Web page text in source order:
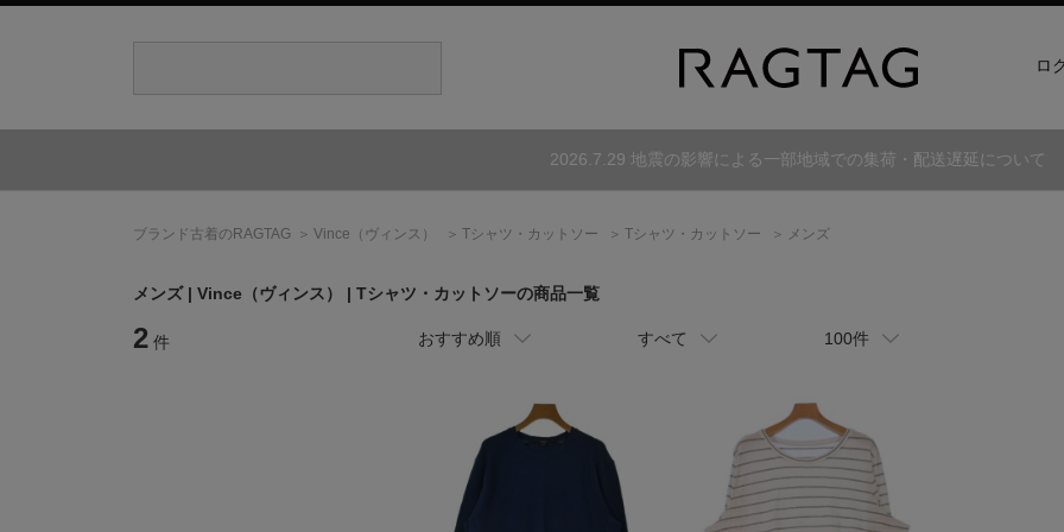
ロ
2026.7.29 地震の影響による一部地域での集荷・配送遅延について
ブランド古着のRAGTAG Vince （ヴィンス） Tシャツ・カットソー Tシャツ・カットソー メンズ
メンズ | Vince （ヴィンス） | Tシャツ・カットソーの商品一覧
2 件 おすすめ順 すべて 100件